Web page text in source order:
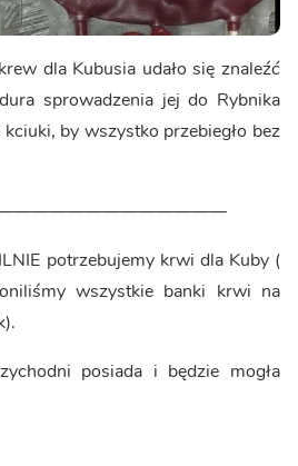
dla Kubusia udało się znaleźć
sprowadzenia jej do Rybnika
by wszystko przebiegło bez
potrzebujemy krwi dla Kuby (
wszystkie banki krwi na
posiada i będzie mogła